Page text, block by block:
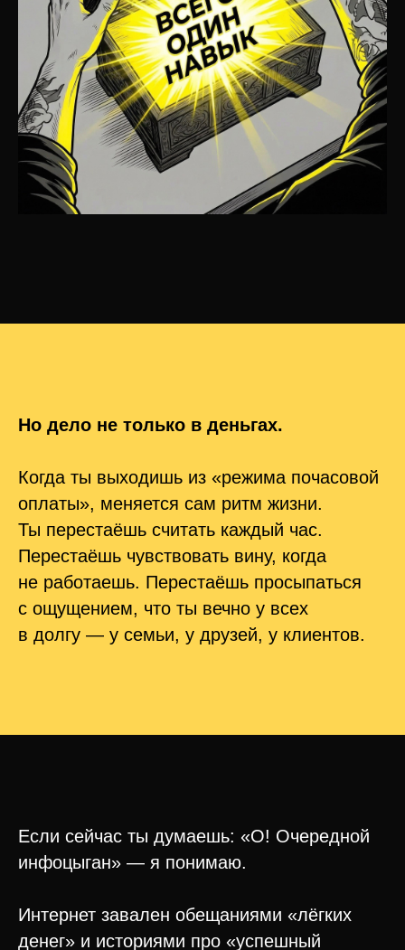
Но дело не только в деньгах.
Когда ты выходишь из «режима почасовой
оплаты», меняется сам ритм жизни.
Ты перестаёшь считать каждый час.
Перестаёшь чувствовать вину, когда
не работаешь. Перестаёшь просыпаться
с ощущением, что ты вечно у всех
в долгу — у семьи, у друзей, у клиентов.
Если сейчас ты думаешь: «О! Очередной
инфоцыган» — я понимаю.
Интернет завален обещаниями «лёгких
денег» и историями про «успешный
Инструмент, который позволяет самому
управлять количеством заявок и доходом,
вместо того чтобы ждать охватов
доступе до 31.03.2026.
После — только для
участников платной
программы.
смотреть видео
Бесплатно. Без регистрации. Без спама.